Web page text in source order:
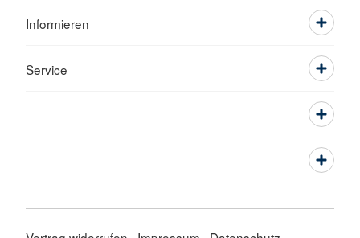
Informieren
Service